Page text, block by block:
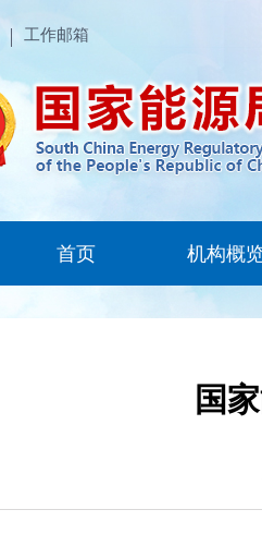
工作邮箱
首页 机构概
国